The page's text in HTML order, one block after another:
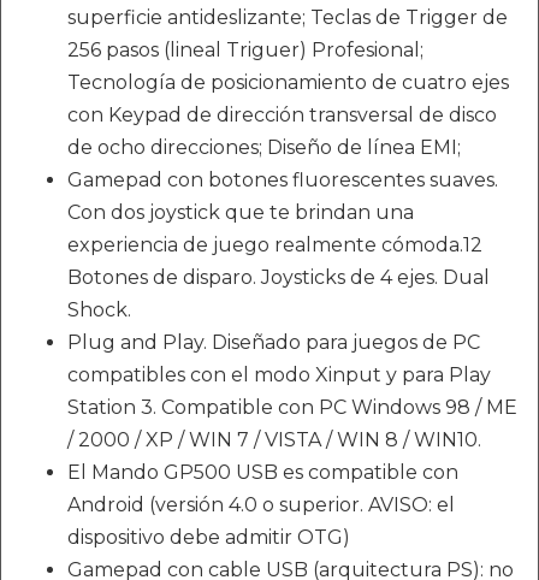
superficie antideslizante; Teclas de Trigger de
256 pasos (lineal Triguer) Profesional;
Tecnología de posicionamiento de cuatro ejes
con Keypad de dirección transversal de disco
de ocho direcciones; Diseño de línea EMI;
Gamepad con botones fluorescentes suaves.
Con dos joystick que te brindan una
experiencia de juego realmente cómoda.12
Botones de disparo. Joysticks de 4 ejes. Dual
Shock.
Plug and Play. Diseñado para juegos de PC
compatibles con el modo Xinput y para Play
Station 3. Compatible con PC Windows 98 / ME
/ 2000 / XP / WIN 7 / VISTA / WIN 8 / WIN10.
El Mando GP500 USB es compatible con
Android (versión 4.0 o superior. AVISO: el
dispositivo debe admitir OTG)
Gamepad con cable USB (arquitectura PS): no